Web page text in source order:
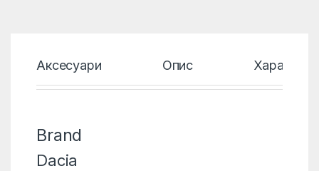
Аксесуари Опис
Brand
Dacia